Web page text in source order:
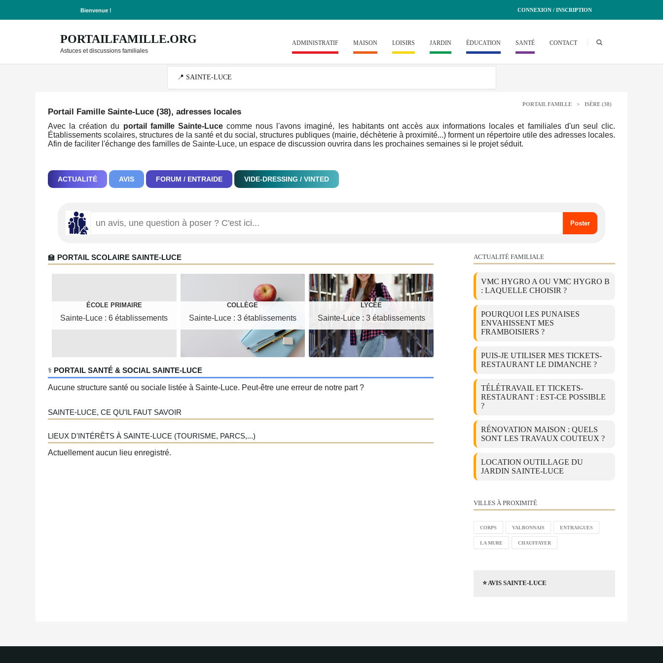
Bienvenue ! CONNEXION / INSCRIPTION
PORTAILFAMILLE.ORG
Astuces et discussions familiales
ADMINISTRATIF MAISON LOISIRS JARDIN ÉDUCATION SANTÉ CONTACT
PORTAIL FAMILLE > ISÈRE (38)
Portail Famille Sainte-Luce (38), adresses locales
Avec la création du portail famille Sainte-Lucecomme nous l'avons imaginé, les habitants ont accès aux informations locales et familiales d'un seul clic.
Établissements scolaires, structures de la santé et du social, structures publiques (mairie, déchèterie à proximité...) forment un répertoire utile des adresses locales.
Afin de faciliter l'échange des familles de Sainte-Luce, un espace de discussion ouvrira dans les prochaines semaines si le projet séduit.
ACTUALITÉ AVIS FORUM / ENTRAIDE VIDE-DRESSING / VINTED
🏫 PORTAIL SCOLAIRE SAINTE-LUCE
ÉCOLE PRIMAIRE
Sainte-Luce : 6 établissements
COLLÈGE
Sainte-Luce : 3 établissements
LYCÉE
Sainte-Luce : 3 établissements
‍⚕️ PORTAIL SANTÉ & SOCIAL SAINTE-LUCE
Aucune structure santé ou sociale listée à Sainte-Luce. Peut-être une erreur de notre part ?
SAINTE-LUCE, CE QU'IL FAUT SAVOIR
LIEUX D'INTÉRÊTS À SAINTE-LUCE (TOURISME, PARCS,...)
Actuellement aucun lieu enregistré.
ACTUALITÉ FAMILIALE
VMC HYGRO A OU VMC HYGRO B
: LAQUELLE CHOISIR ?
POURQUOI LES PUNAISES
ENVAHISSENT MES
FRAMBOISIERS ?
PUIS-JE UTILISER MES TICKETS-
RESTAURANT LE DIMANCHE ?
TÉLÉTRAVAIL ET TICKETS-
RESTAURANT : EST-CE POSSIBLE
?
RÉNOVATION MAISON : QUELS
SONT LES TRAVAUX COUTEUX ?
LOCATION OUTILLAGE DU
JARDIN SAINTE-LUCE
VILLES À PROXIMITÉ
CORPS VALBONNAIS ENTRAIGUES
LA MURE CHAUFFAYER
⭐ AVIS SAINTE-LUCE